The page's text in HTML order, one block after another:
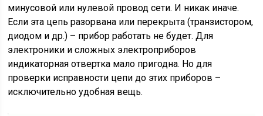
минусовой или нулевой провод сети. И никак иначе.
Если эта цепь разорвана или перекрыта (транзистором,
диодом и др.) – прибор работать не будет. Для
электроники и сложных электроприборов
индикаторная отвертка мало пригодна. Но для
проверки исправности цепи до этих приборов –
исключительно удобная вещь.